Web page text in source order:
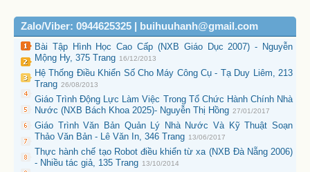
Zalo/Viber: 0944625325 | buihuuhanh@gmail.com
Bài Tập Hình Học Cao Cấp (NXB Giáo Dục 2007) - Nguyễn
Mộng Hy, 375 Trang 16/12/2013
Hệ Thống Điều Khiển Số Cho Máy Công Cụ - Tạ Duy Liêm, 213
Trang 26/08/2013
Giáo Trình Động Lực Làm Việc Trong Tổ Chức Hành Chính Nhà
Nước (NXB Bách Khoa 2025)- Nguyễn Thị Hồng 27/01/2017
Giáo Trình Văn Bản Quản Lý Nhà Nước Và Kỹ Thuật Soạn
Thảo Văn Bản - Lê Văn In, 346 Trang 13/06/2017
Thực hành chế tạo Robot điều khiển từ xa (NXB Đà Nẵng 2006)
- Nhiều tác giả, 135 Trang 13/10/2014